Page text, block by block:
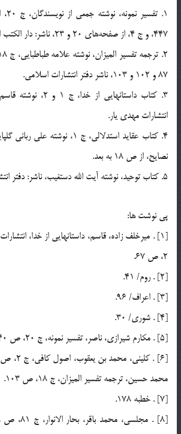
447، و ج 4، از صفحه‌هاي 20 و 23، ناشر: دار الكتب الاسلاميه.
87 و 102 و 103، ناشر دفتر انتشارات اسلامي.
3. كتاب داستانهايي از
انتشارات مهدي يار.
4. كتاب‌ عقايد استدلالي، ج 1، نوشته
نصايح، از ص 18 به بعد.
5. كتاب توحيد، نوشته آيت الله دستغيب، ناشر: دفتر انتشارات اسلامي.
پي نوشت ها:
2، ص 67.
[2] . روم/ 41.
[3] . اعراف/ 96.
[4] . شوري/ 30.
[5] . مكارم شيرازي، ناصر، تفسير نمونه، ج 20، ص 440.
محمد حسين، ترجمه تفسير الميزان، ج 18، ص 103.
[7] . خطبه 178.